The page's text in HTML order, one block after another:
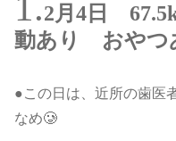
2月4日
動あり おやつ
●この日は、近所の歯医
なめ🥲